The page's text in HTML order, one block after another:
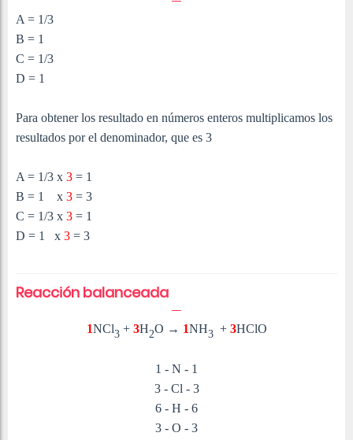
A = 1/3
B = 1
C = 1/3
D = 1
Para obtener los resultado en números enteros multiplicamos los
resultados por el denominador, que es 3
A = 1/3 x 3 = 1
B = 1 x 3 = 3
C = 1/3 x 3 = 1
D = 1 x 3 = 3
Reacción balanceada
1NCl3 + 3H2O → 1NH3 + 3HClO
1 - N - 1
3 - Cl - 3
6 - H - 6
3 - O - 3